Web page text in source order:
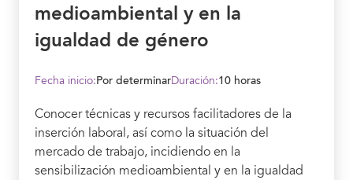
medioambiental y en la
igualdad de género
Fecha inicio:Por determinarDuración:10 horas
Conocer técnicas y recursos facilitadores de la
inserción laboral, así como la situación del
mercado de trabajo, incidiendo en la
sensibilización medioambiental y en la igualdad